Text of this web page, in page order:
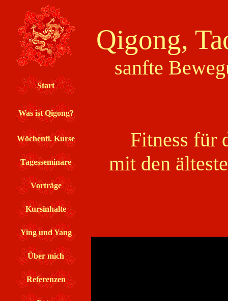
Qigong,
sanfte
Fitness für
mit den